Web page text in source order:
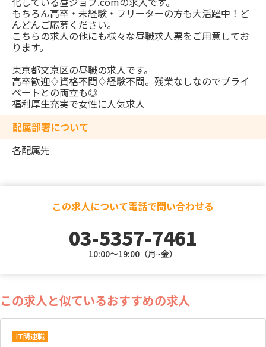
もちろん高卒・未経験・フリーターの方も大活躍中！ど
んどんご応募ください。
こちらの求人の他にも様々な昼職求人票をご用意してお
ります。
東京都文京区の昼職の求人です。
高卒歓迎♢資格不問♢経験不問。残業なしなのでプライ
ベートとの両立も◎
福利厚生充実で女性に人気求人
配属部署について
各配属先
この求人について電話で問い合わせる
03-5357-7461
10:00～19:00（月~金）
この求人と似ているおすすめの求人
IT関連職